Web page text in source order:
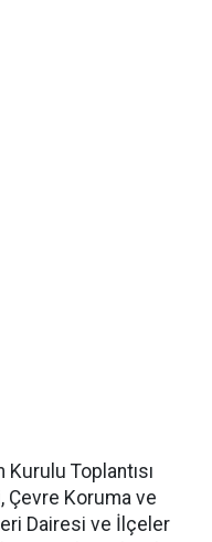
Kurulu Toplantısı
Çevre Koruma ve
Dairesi ve İlçeler